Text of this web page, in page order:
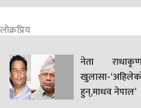
लोक्रप्रिय
नेता
खुलासा-
हुन्,माधव नेपाल’